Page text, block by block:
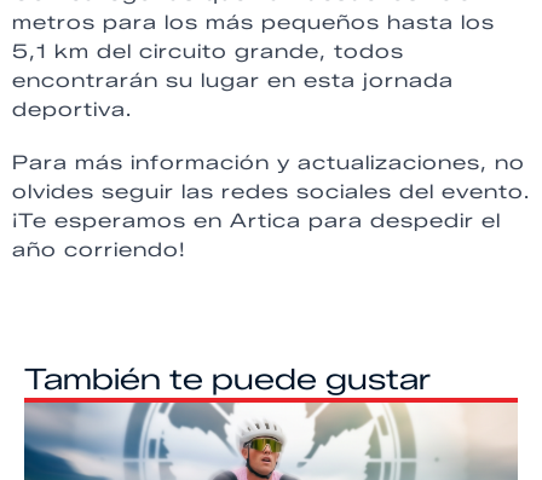
metros para los más pequeños hasta los
5,1 km del circuito grande, todos
encontrarán su lugar en esta jornada
deportiva.
Para más información y actualizaciones, no
olvides seguir las redes sociales del evento.
¡Te esperamos en Artica para despedir el
año corriendo!
También te puede gustar